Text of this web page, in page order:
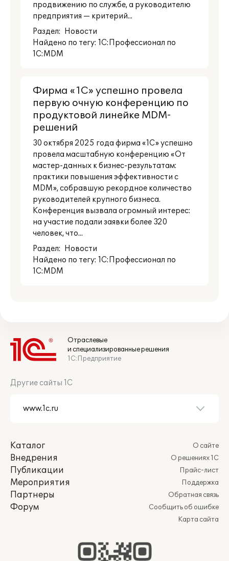
продвижению по службе, а руководителю
предприятия — критерий...
Раздел:
Новости
Найдено по тегу: 1С:Профессионал по
1С:MDM
Фирма «1С» успешно провела
первую очную конференцию по
продуктовой линейке MDM-
решений
30 октября 2025 года фирма «1С» успешно
провела масштабную конференцию «От
мастер-данных к бизнес-результатам:
практики повышения эффективности с
MDM», собравшую рекордное количество
руководителей крупного бизнеса.
Конференция вызвала огромный интерес:
на участие подали заявки более 320
человек, что...
Раздел:
Новости
Найдено по тегу: 1С:Профессионал по
1С:MDM
Отраслевые
и специализированные решения
1С:Предприятие
Другие сайты 1С
Каталог
Внедрения
Публикации
Мероприятия
Партнеры
Форум
О сайте
О решениях 1С
Прайс-лист
Поддержка
Обратная связь
Сообщить об ошибке
Карта сайта